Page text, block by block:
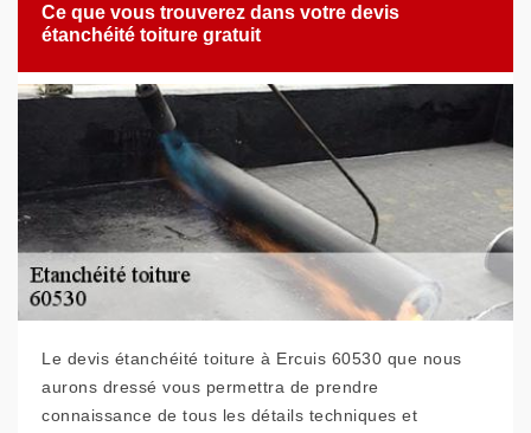
Ce que vous trouverez dans votre devis
étanchéité toiture gratuit
Le devis étanchéité toiture à Ercuis 60530 que nous
aurons dressé vous permettra de prendre
connaissance de tous les détails techniques et